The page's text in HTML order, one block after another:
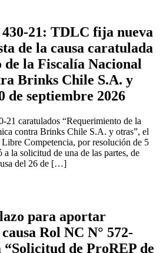
430-21: TDLC fija nueva
de la causa caratulada
la Fiscalía Nacional
Brinks Chile S.A. y
de septiembre 2026
21 caratulados “Requerimiento de la
contra Brinks Chile S.A. y otras”, el
Competencia, por resolución de 5
a la solicitud de una de las partes, de
del 26 de […]
para aportar
Rol NC N° 572-
“Solicitud de ProREP de